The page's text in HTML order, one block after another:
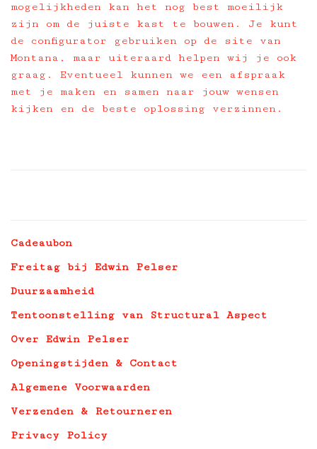
mogelijkheden kan het nog best moeilijk
zijn om de juiste kast te bouwen. Je kunt
de configurator gebruiken op de site van
Montana, maar uiteraard helpen wij je ook
graag. Eventueel kunnen we een afspraak
met je maken en samen naar jouw wensen
kijken en de beste oplossing verzinnen.
Cadeaubon
Freitag bij Edwin Pelser
Duurzaamheid
Tentoonstelling van Structural Aspect
Over Edwin Pelser
Openingstijden & Contact
Algemene Voorwaarden
Verzenden & Retourneren
Privacy Policy